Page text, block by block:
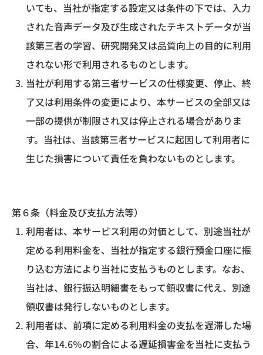
いても、当社が指定する設定又は条件の下では、入力
された音声データ及び生成されたテキストデータが当
該第三者の学習、研究開発又は品質向上の目的に利用
されない形で利用されるものとします。
当社が利用する第三者サービスの仕様変更、停止、終
了又は利用条件の変更により、本サービスの全部又は
一部の提供が制限され又は停止される場合がありま
す。当社は、当該第三者サービスに起因して利用者に
生じた損害について責任を負わないものとします。
第６条（料金及び支払方法等）
利用者は、本サービス利用の対価として、別途当社が
定める利用料金を、当社が指定する銀行預金口座に振
り込む方法により当社に支払うものとします。なお、
当社は、銀行振込明細書をもって領収書に代え、別途
領収書は発行しないものとします。
利用者は、前項に定める利用料金の支払を遅滞した場
合、年14.6％の割合による遅延損害金を当社に支払う